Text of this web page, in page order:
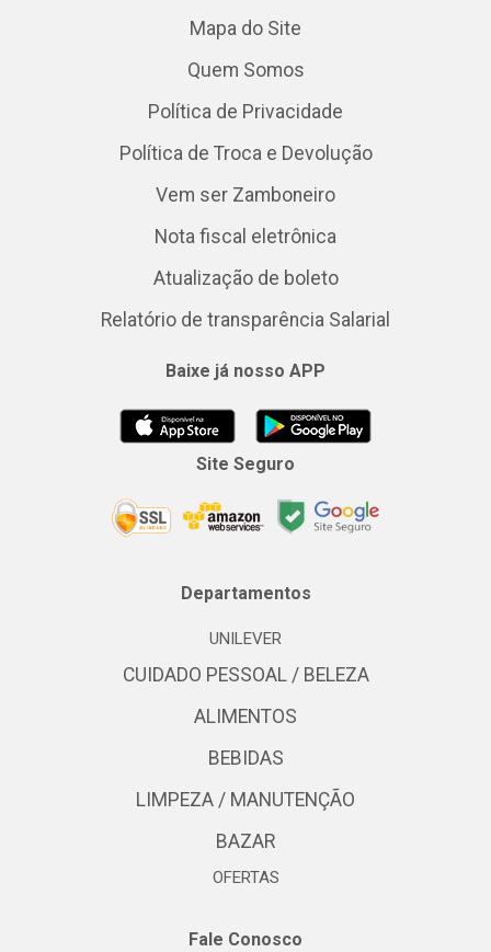
Mapa do Site
Quem Somos
Política de Privacidade
Política de Troca e Devolução
Vem ser Zamboneiro
Nota fiscal eletrônica
Atualização de boleto
Relatório de transparência Salarial
Baixe já nosso APP
Site Seguro
Departamentos
UNILEVER
CUIDADO PESSOAL / BELEZA
ALIMENTOS
BEBIDAS
LIMPEZA / MANUTENÇÃO
BAZAR
OFERTAS
Fale Conosco